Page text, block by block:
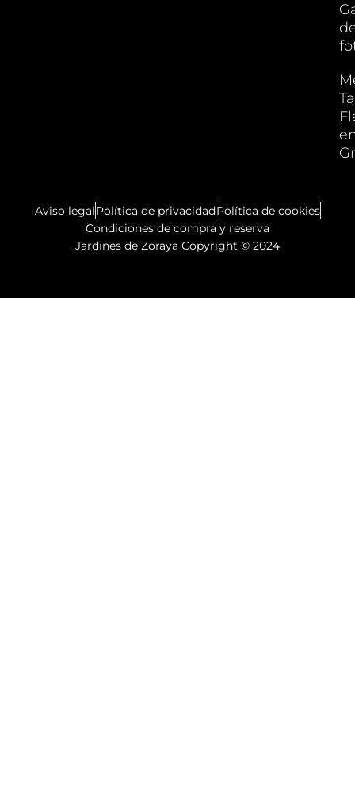
Aviso legalPolítica de privacidadPolítica de cookies
Condiciones de compra y reserva
Jardines de Zoraya Copyright © 2024